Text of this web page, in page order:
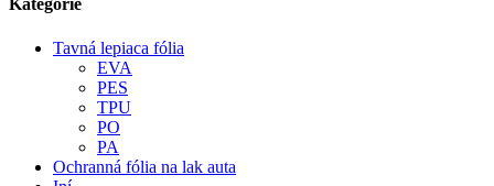
Kategórie
Tavná lepiaca fólia
EVA
PES
TPU
PO
PA
Ochranná fólia na lak auta